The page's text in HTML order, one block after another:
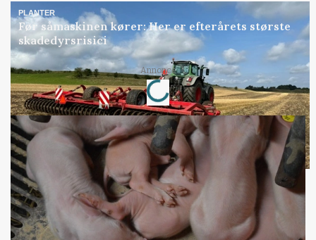
PLANTER
Før såmaskinen kører: Her er efterårets største
skadedyrsrisici
Annonce
Loading...